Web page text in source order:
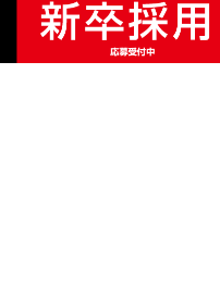
販売価格¥1,540（税込）